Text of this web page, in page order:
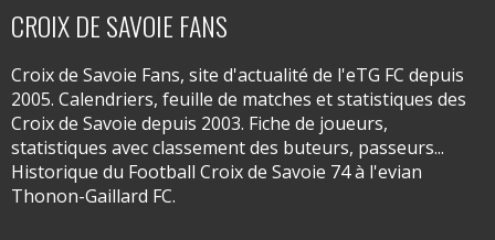
CROIX DE SAVOIE FANS
Croix de Savoie Fans, site d'actualité de l'eTG FC depuis
2005. Calendriers, feuille de matches et statistiques des
Croix de Savoie depuis 2003. Fiche de joueurs,
statistiques avec classement des buteurs, passeurs...
Historique du Football Croix de Savoie 74 à l'evian
Thonon-Gaillard FC.